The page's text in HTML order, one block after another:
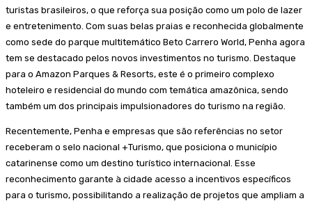
turistas brasileiros, o que reforça sua posição como um polo de lazer
e entretenimento. Com suas belas praias e reconhecida globalmente
como sede do parque multitemático Beto Carrero World, Penha agora
tem se destacado pelos novos investimentos no turismo. Destaque
para o Amazon Parques & Resorts, este é o primeiro complexo
hoteleiro e residencial do mundo com temática amazônica, sendo
também um dos principais impulsionadores do turismo na região.
Recentemente, Penha e empresas que são referências no setor
receberam o selo nacional +Turismo, que posiciona o município
catarinense como um destino turístico internacional. Esse
reconhecimento garante à cidade acesso a incentivos específicos
para o turismo, possibilitando a realização de projetos que ampliam a